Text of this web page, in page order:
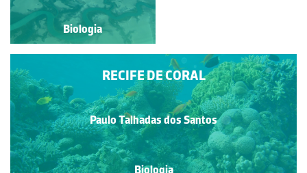
Biologia
RECIFE DE CORAL
Paulo Talhadas dos Santos
Biologia
Biologia